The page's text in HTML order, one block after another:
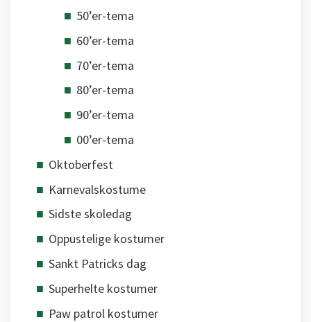
50’er-tema
60’er-tema
70’er-tema
80’er-tema
90’er-tema
00’er-tema
Oktoberfest
Karnevalskostume
Sidste skoledag
Oppustelige kostumer
Sankt Patricks dag
Superhelte kostumer
Paw patrol kostumer